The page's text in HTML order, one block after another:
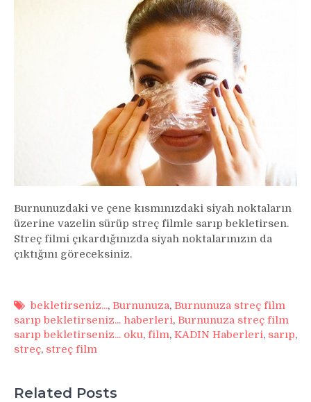
Burnunuzdaki ve çene kısmınızdaki siyah noktaların
üzerine vazelin sürüp streç filmle sarıp bekletirsen.
Streç filmi çıkardığınızda siyah noktalarınızın da
çıktığını göreceksiniz.
bekletirseniz..., Burnunuza, Burnunuza streç film
sarıp bekletirseniz... haberleri, Burnunuza streç film
sarıp bekletirseniz... oku, film, KADIN Haberleri, sarıp,
streç, streç film
Related Posts